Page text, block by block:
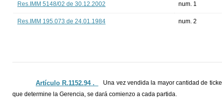
Res.IMM 5148/02 de 30.12.2002 num. 1
Res.IMM 195.073 de 24.01.1984 num. 2
Artículo R.1152.94 ._
Una vez vendida la mayor cantidad de
que determine la Gerencia, se dará comienzo a cada partida.